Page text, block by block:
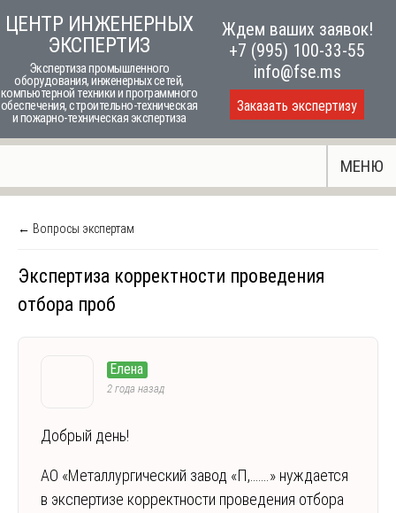
to
content
ЦЕНТР ИНЖЕНЕРНЫХ
ЭКСПЕРТИЗ
Экспертиза промышленного
оборудования, инженерных сетей,
компьютерной техники и программного
обеспечения, строительно-техническая
и пожарно-техническая экспертиза
Ждем ваших заявок!
+7 (995) 100-33-55
info@fse.ms
Заказать экспертизу
МЕНЮ
← Вопросы экспертам
Экспертиза корректности проведения
отбора проб
Елена
2 года назад
Добрый день!
АО «Металлургический завод «П,…….» нуждается
в экспертизе корректности проведения отбора